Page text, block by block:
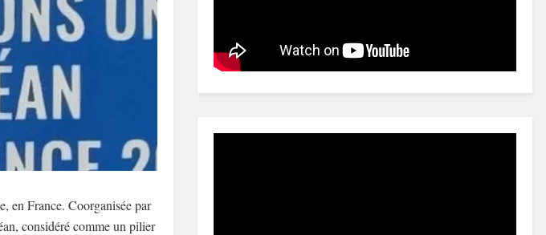
en France. Coorganisée par
considéré comme un pilier